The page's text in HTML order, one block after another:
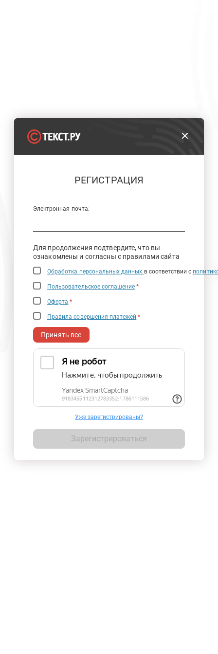
РЕГИСТРАЦИЯ
Электронная почта:
Для продолжения подтвердите, что вы
ознакомлены и согласны с правилами сайта
Обработка персональных данных в соответствии с
Пользовательское соглашение *
Оферта *
Правила совершения платежей *
Принять все
Уже зарегистрированы?
Зарегистрироваться